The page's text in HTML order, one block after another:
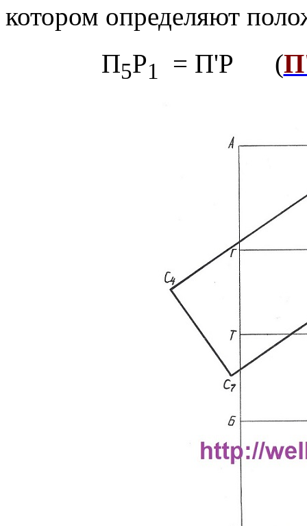
котором определяют
П5Р1 = П'Р (